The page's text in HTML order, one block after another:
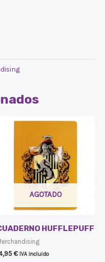
AGOTADO
HUFFLEPUFF
€ IVA incluido